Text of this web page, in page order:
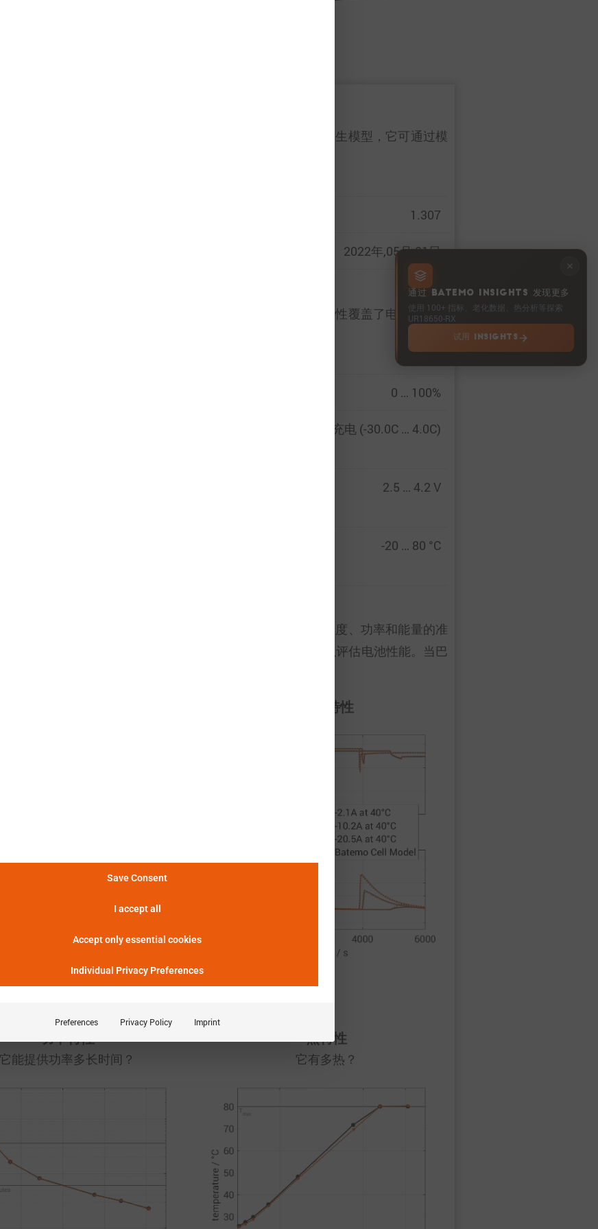
通过 BATEMO INSIGHTS 发现更多
使用 100+ 指标、老化数据、热分析等探索
UR18650-RX
试用 INSIGHTS
高精度的物理电池模型，具有全局有效性。作为一个数字孪生模型，它可通过模
巴特莫电池模型的特性和功能的详细信息，请参见
1.307
2022年,05月,01日
了百特模型电池的准确性和有效性。验证非常广泛，实验特性覆盖了电池的整个
范围内。
0 … 100%
-62 A 放电 … 8 A 充电 (-30.0C … 4.0C)
2.5 … 4.2 V
-20 … 80 °C
包含原始测量数据和仿真数据。所有实验都会计算电压、温度、功率和能量的准
图表显示了电池“Sanyo UR18650-RX”的特性数据选项，以评估电池性能。当巴
脉冲特性
显示实验定义
功率特性
它能提供功率多长时间？
热特性
它有多热？
Save Consent
I accept all
Accept only essential cookies
Individual Privacy Preferences
Preferences Privacy Policy Imprint